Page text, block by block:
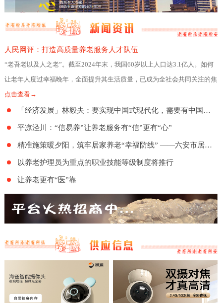
人民网评：打造高质量养老服务人才队伍
“老吾老以及人之老”。截至2024年末，我国60岁以上人口达3.1亿人。如何
让老年人度过幸福晚年，全面提升其生活质量，已成为全社会共同关注的焦
点。日前，民政部、人力资源社会
点击查看→
「经济发展」林毅夫：要实现中国式现代化，需要有中国特色的养老制度
平凉泾川：“信易养”让养老服务有“信”更有“心”
精准施策暖夕阳，筑牢居家养老“幸福防线” ——六安市居家和社区基本养老服务提升行动项目舒城地区的全面实施
以养老护理员为重点的职业技能等级制度将推行
让养老更有“医”靠